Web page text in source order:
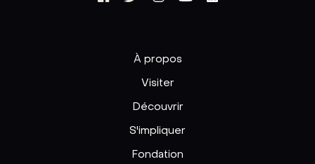
À propos
Visiter
Découvrir
S'impliquer
Fondation